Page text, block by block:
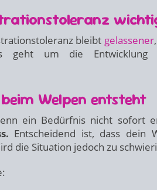
bleibt gelassener
geht um die Entwicklung
Welpen entsteht
ein Bedürfnis nicht sofort
Entscheidend ist, dass dein
die Situation jedoch zu